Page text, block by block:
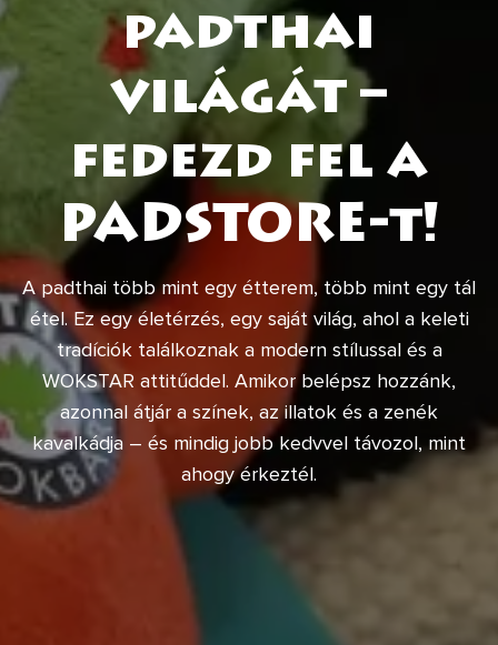
padthai
világát –
fedezd fel a
PADSTORE-t!
A padthai több mint egy étterem, több mint egy tál
étel. Ez egy életérzés, egy saját világ, ahol a keleti
tradíciók találkoznak a modern stílussal és a
WOKSTAR attitűddel. Amikor belépsz hozzánk,
azonnal átjár a színek, az illatok és a zenék
kavalkádja – és mindig jobb kedvvel távozol, mint
ahogy érkeztél.